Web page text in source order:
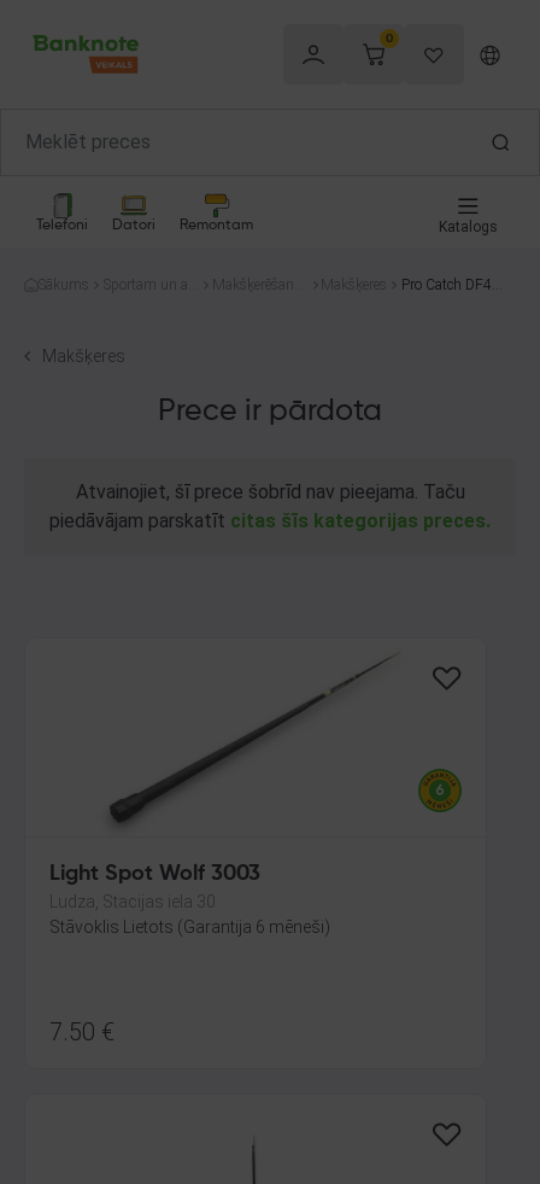
0
Telefoni Datori Remontam Katalogs
Sākums
Sportam un at
Makšķerēšana
Makšķeres
Pro Catch DF400
Makšķeres
Prece ir pārdota
Atvainojiet, šī prece šobrīd nav pieejama. Taču
piedāvājam parskatīt citas šīs kategorijas preces.
Light Spot Wolf 3003
Ludza, Stacijas iela 30
Stāvoklis Lietots (Garantija 6 mēneši)
7.50 €